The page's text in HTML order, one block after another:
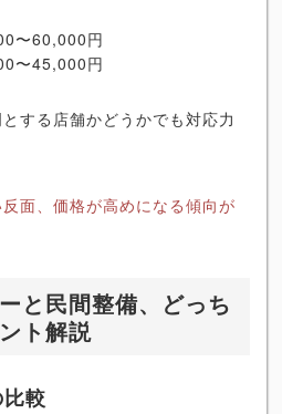
〜60,000円
〜45,000円
する店舗かどうかでも対応力
面、価格が高めになる傾向が
と民間整備、どっち
ト解説
較